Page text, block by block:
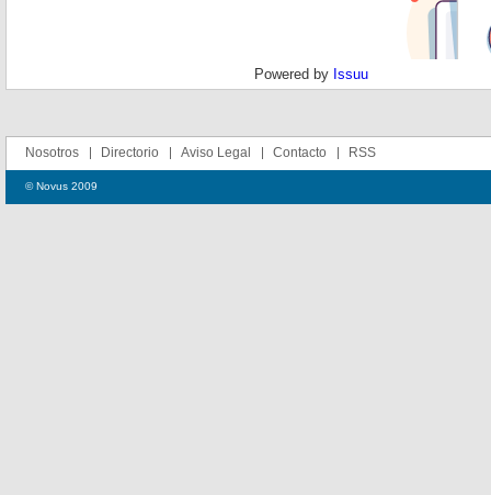
Powered by Issuu
Nosotros Directorio Aviso Legal Contacto RSS
© Novus 2009